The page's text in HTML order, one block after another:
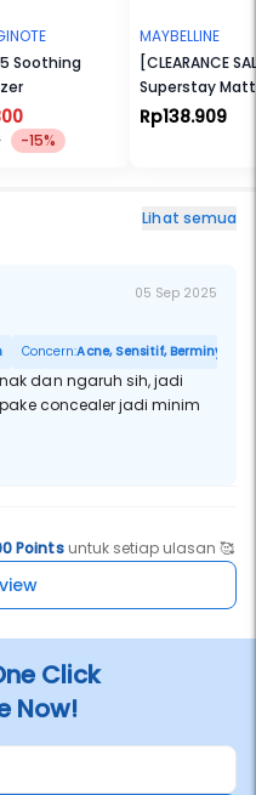
Soothing
-15%
MAYBELLINE
[CLEARANCE
Superstay
Rp138.909
Lihat semua
05 Sep 2025
Concern:Acne, Sensitif, Berminyak,
dan ngaruh sih, jadi
concealer jadi minim
Pointsuntuk setiap ulasan 🥰
Click
Now!